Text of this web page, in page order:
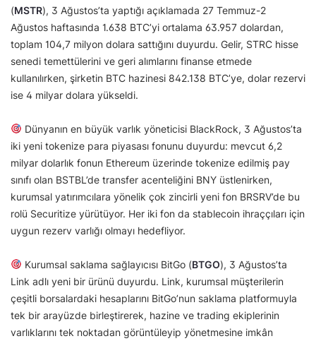
(MSTR), 3 Ağustos’ta yaptığı açıklamada 27 Temmuz-2
Ağustos haftasında 1.638 BTC’yi ortalama 63.957 dolardan,
toplam 104,7 milyon dolara sattığını duyurdu. Gelir, STRC hisse
senedi temettülerini ve geri alımlarını finanse etmede
kullanılırken, şirketin BTC hazinesi 842.138 BTC’ye, dolar rezervi
ise 4 milyar dolara yükseldi.
Dünyanın en büyük varlık yöneticisi BlackRock, 3 Ağustos’ta
iki yeni tokenize para piyasası fonunu duyurdu: mevcut 6,2
milyar dolarlık fonun Ethereum üzerinde tokenize edilmiş pay
sınıfı olan BSTBL’de transfer acenteliğini BNY üstlenirken,
kurumsal yatırımcılara yönelik çok zincirli yeni fon BRSRV’de bu
rolü Securitize yürütüyor. Her iki fon da stablecoin ihraççıları için
uygun rezerv varlığı olmayı hedefliyor.
Kurumsal saklama sağlayıcısı BitGo (BTGO), 3 Ağustos’ta
Link adlı yeni bir ürünü duyurdu. Link, kurumsal müşterilerin
çeşitli borsalardaki hesaplarını BitGo’nun saklama platformuyla
tek bir arayüzde birleştirerek, hazine ve trading ekiplerinin
varlıklarını tek noktadan görüntüleyip yönetmesine imkân